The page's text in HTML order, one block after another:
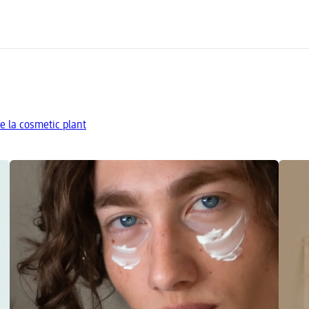
la cosmetic plant